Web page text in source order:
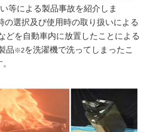
等による製品事故を紹介しま
の選択及び使用時の取り扱いによる
どを自動車内に放置したことによる
品※2を洗濯機で洗ってしまったこ